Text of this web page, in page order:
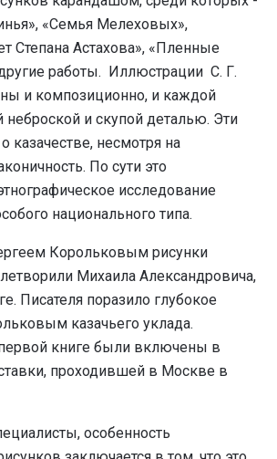
«Семья Мелеховых»,
Степана Астахова», «Пленные
работы. Иллюстрации С. Г.
и композиционно, и каждой
и скупой деталью. Эти
казачестве, несмотря на
По сути это
исследование
национального типа.
Корольковым рисунки
Михаила Александровича,
Писателя поразило глубокое
казачьего уклада.
книге были включены в
проходившей в Москве в
особенность